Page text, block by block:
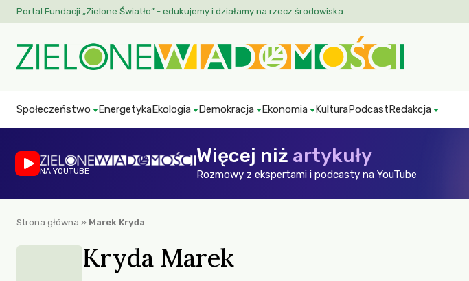
Portal Fundacji „Zielone Światło” - edukujemy i działamy na rzecz środowiska.
Społeczeństwo EnergetykaEkologia Demokracja Ekonomia KulturaPodcastRedakcja
NA YOUTUBE
Więcej niż artykuły
Rozmowy z ekspertami i podcasty na YouTube
Strona główna » Marek Kryda
Kryda Marek